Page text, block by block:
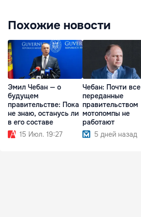
Похожие новости
Эмил Чебан — о
будущем
правительстве: Пока
не знаю, останусь ли
в его составе
15 Июл. 19:27
Чебан: Почти все
переданные
правительством
мотопомпы не
работают
5 дней назад